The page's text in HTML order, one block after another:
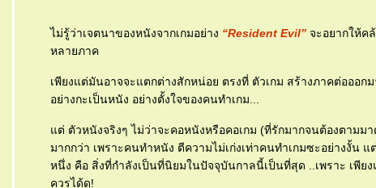
ไม่รู้ว่าเจตนาของหนังจากเกมอย่าง “Resident Evil” จะอยากให้ค
หลายภาค
เพียงแต่มันอาจจะแตกต่างสักหน่อย ตรงที่ ตัวเกม สร้างภาคต่อออ
อย่างกะเป็นหนัง อย่างตั้งใจของคนทำเกม...
ต่ ตัวหนังจริงๆ ไม่ว่าจะคอหนังหรือคอเกม (ที่รักมากจนต้องตามม
มากกว่า เพราะคนทำหนัง ตีความไม่เก่งเท่าคนทำเกมซะอย่างงั้น
หนึ่ง คือ สิ่งที่กำลังเป็นที่นิยมในปัจจุบันกาลนี้เป็นที่สุด ..เพราะ เพีย
ควรได้ดู!